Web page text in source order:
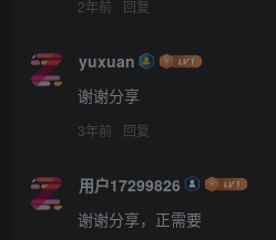
2年前 回复
yuxuan
谢谢分享
3年前 回复
用户17299826
谢谢分享，正需要